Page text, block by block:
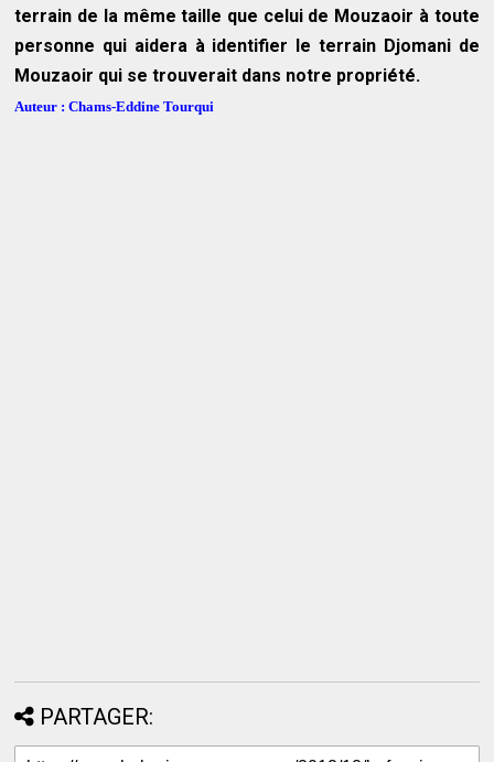
terrain de la même taille que celui de Mouzaoir à toute
personne qui aidera à identifier le terrain Djomani de
Mouzaoir qui se trouverait dans notre propriété.
Auteur :Chams-Eddine Tourqui
PARTAGER: